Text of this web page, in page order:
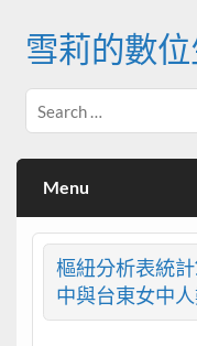
content雪莉的數
Menu
樞紐分析表統
中與台東女中